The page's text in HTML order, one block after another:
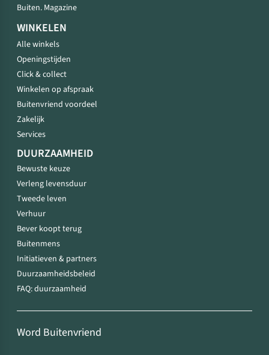
Buiten. Magazine
WINKELEN
Alle winkels
Openingstijden
Click & collect
Winkelen op afspraak
Buitenvriend voordeel
Zakelijk
Services
DUURZAAMHEID
Bewuste keuze
Verleng levensduur
Tweede leven
Verhuur
Bever koopt terug
Buitenmens
Initiatieven & partners
Duurzaamheidsbeleid
FAQ: duurzaamheid
Word Buitenvriend